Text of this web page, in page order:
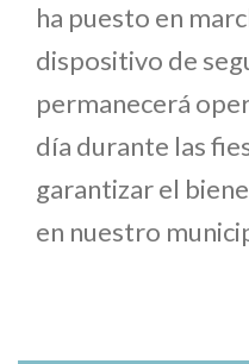
ha puesto en
dispositivo de
permanecerá
día durante las
garantizar el
en nuestro